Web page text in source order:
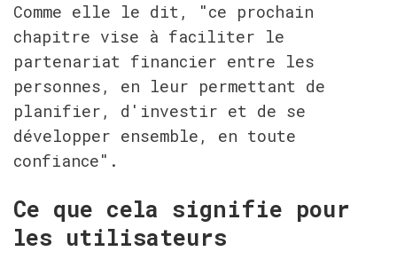
Comme elle le dit, "ce prochain
chapitre vise à faciliter le
partenariat financier entre les
personnes, en leur permettant de
planifier, d'investir et de se
développer ensemble, en toute
confiance".
Ce que cela signifie pour
les utilisateurs